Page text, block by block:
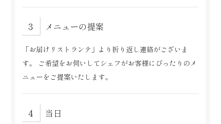
メニューの提案
「お届けリストランテ」より折り返し連絡がございま
す。
ご希望をお伺いしてシェフがお客様にぴったりのメ
ニューをご提案いたします。
当日